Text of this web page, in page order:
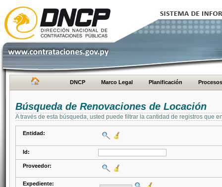
DNCP Marco Legal Planificación Procesos
Búsqueda de Renovaciones de Locación
A través de esta búsqueda, usted puede filtrar la cantidad de registros que
Entidad:
Id:
Proveedor:
Expediente: